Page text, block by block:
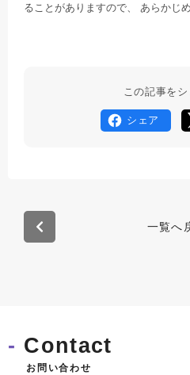
ることがありますので、 あらかじ
この記事を
シェア
一覧へ
Contact
お問い合わせ